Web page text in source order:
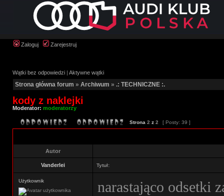
Zaloguj Zarejestruj
Wątki bez odpowiedzi | Aktywne wątki
Strona główna forum » Archiwum » .: TECHNICZNE :.
kody z naklejki
Moderator: moderatorzy
Strona 2 z 2 [ Posty: 39 ]
Autor
Vanderlei Tytuł:
Użytkownik narastająco odsetki